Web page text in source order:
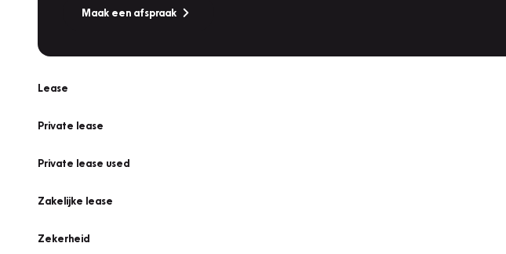
Maak een afspraak
Lease
Private lease
Private lease used
Zakelijke lease
Zekerheid